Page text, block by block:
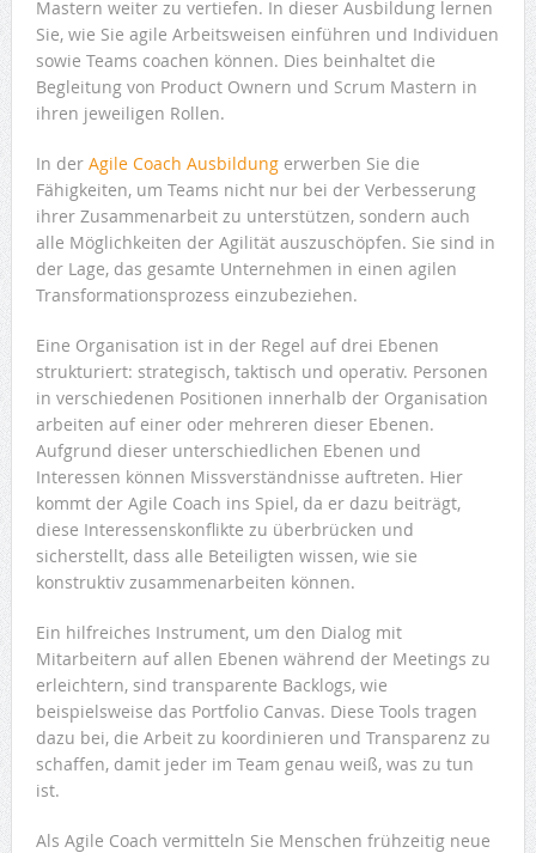
Mastern weiter zu vertiefen. In dieser Ausbildung lernen
Sie, wie Sie agile Arbeitsweisen einführen und Individuen
sowie Teams coachen können. Dies beinhaltet die
Begleitung von Product Ownern und Scrum Mastern in
ihren jeweiligen Rollen.
In der Agile Coach Ausbildungerwerben Sie die
Fähigkeiten, um Teams nicht nur bei der Verbesserung
ihrer Zusammenarbeit zu unterstützen, sondern auch
alle Möglichkeiten der Agilität auszuschöpfen. Sie sind in
der Lage, das gesamte Unternehmen in einen agilen
Transformationsprozess einzubeziehen.
Eine Organisation ist in der Regel auf drei Ebenen
strukturiert: strategisch, taktisch und operativ. Personen
in verschiedenen Positionen innerhalb der Organisation
arbeiten auf einer oder mehreren dieser Ebenen.
Aufgrund dieser unterschiedlichen Ebenen und
Interessen können Missverständnisse auftreten. Hier
kommt der Agile Coach ins Spiel, da er dazu beiträgt,
diese Interessenskonflikte zu überbrücken und
sicherstellt, dass alle Beteiligten wissen, wie sie
konstruktiv zusammenarbeiten können.
Ein hilfreiches Instrument, um den Dialog mit
Mitarbeitern auf allen Ebenen während der Meetings zu
erleichtern, sind transparente Backlogs, wie
beispielsweise das Portfolio Canvas. Diese Tools tragen
dazu bei, die Arbeit zu koordinieren und Transparenz zu
schaffen, damit jeder im Team genau weiß, was zu tun
ist.
Als Agile Coach vermitteln Sie Menschen frühzeitig neue